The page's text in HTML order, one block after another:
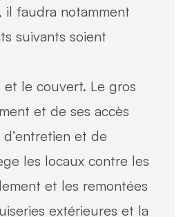
il faudra notamment
suivants soient
et le couvert. Le gros
et de ses accès
et de
les locaux contre les
et les remontées
extérieures et la